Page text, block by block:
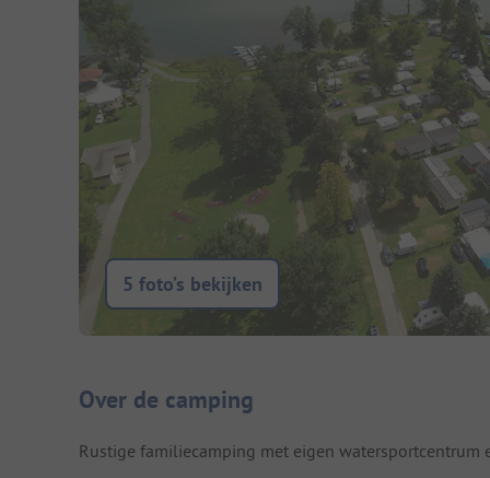
5 foto’s bekijken
Camping introductie
Over de camping
Rustige familiecamping met eigen watersportcentrum